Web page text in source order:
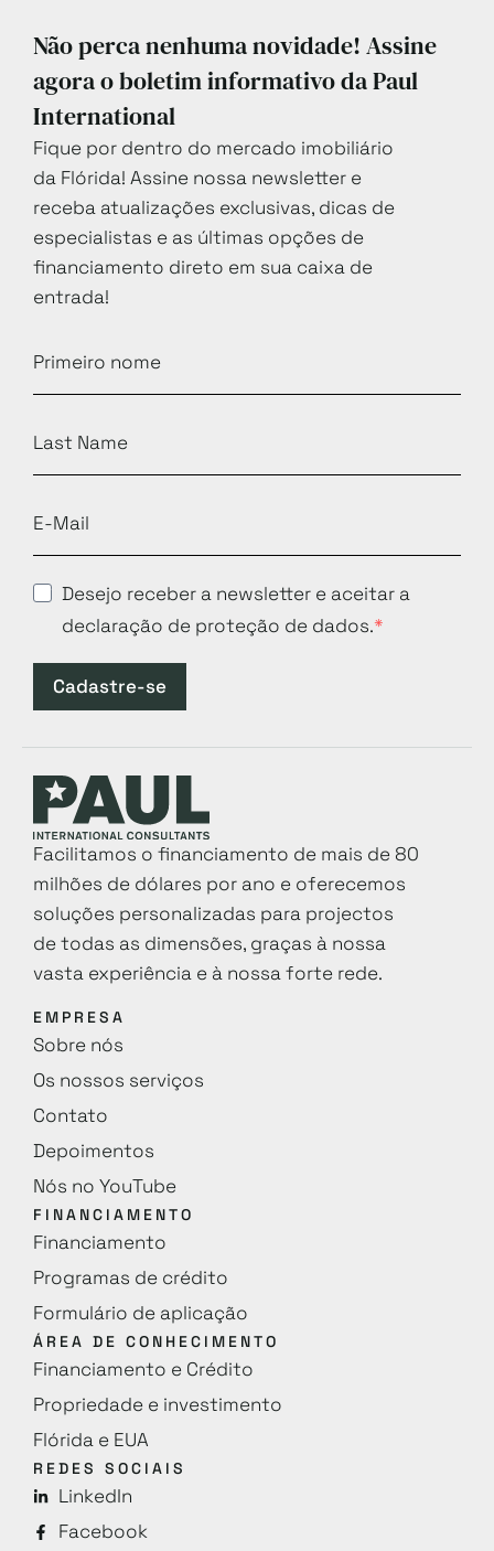
Não perca nenhuma novidade! Assine
agora o boletim informativo da Paul
International
Fique por dentro do mercado imobiliário
da Flórida! Assine nossa newsletter e
receba atualizações exclusivas, dicas de
especialistas e as últimas opções de
financiamento direto em sua caixa de
entrada!
Desejo receber a newsletter e aceitar a
declaração de proteção de dados.
Cadastre-se
Facilitamos o financiamento de mais de 80
milhões de dólares por ano e oferecemos
soluções personalizadas para projectos
de todas as dimensões, graças à nossa
vasta experiência e à nossa forte rede.
EMPRESA
Sobre nós
Os nossos serviços
Contato
Depoimentos
Nós no YouTube
FINANCIAMENTO
Financiamento
Programas de crédito
Formulário de aplicação
ÁREA DE CONHECIMENTO
Financiamento e Crédito
Propriedade e investimento
Flórida e EUA
REDES SOCIAIS
LinkedIn
Facebook